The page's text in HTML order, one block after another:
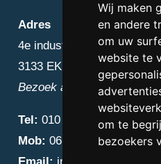
Wij maken
en andere
om uw
website te
om te
bezoekers
Adres
4e industriestraat 25
3133 EK Vlaardingen
Bezoek alleen op afspraak
Tel: 010 – 223 3759
Mob: 06 – 4838 1000
Email: